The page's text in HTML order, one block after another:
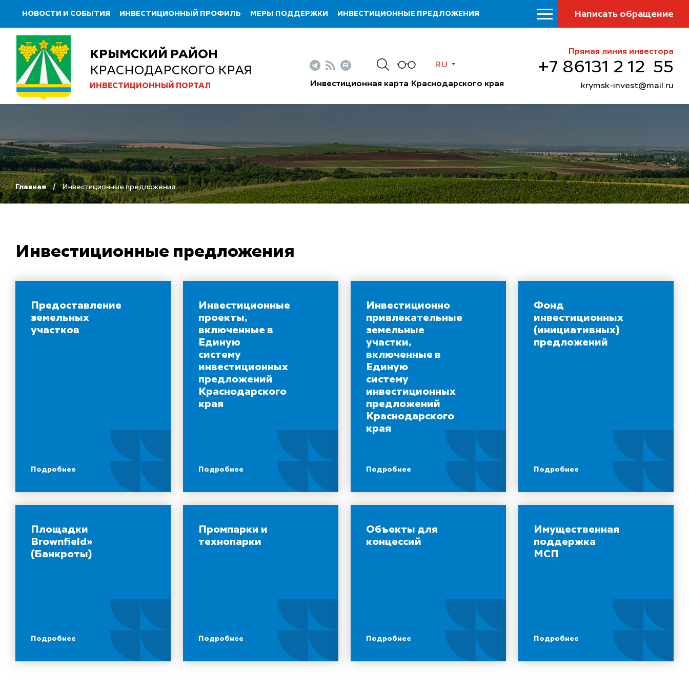
НОВОСТИ И СОБЫТИЯ ИНВЕСТИЦИОННЫЙ ПРОФИЛЬ МЕРЫ ПОДДЕРЖКИ ИНВЕСТИЦИОННЫЕ ПРЕДЛОЖЕНИЯ Написать обращение
КРЫМСКИЙ РАЙОН
КРАСНОДАРСКОГО КРАЯ
ИНВЕСТИЦИОННЫЙ ПОРТАЛ
RU
Инвестиционная карта Краснодарского края
Прямая линия инвестора
+7 86131 2 12 55
krymsk-invest@mail.ru
Главная Инвестиционные предложения
Инвестиционные предложения
Предоставление
земельных
участков
Подробнее
Инвестиционные
проекты,
включенные в
Единую
систему
инвестиционных
предложений
Краснодарского
края
Подробнее
Инвестиционно
привлекательные
земельные
участки,
включенные в
Единую
систему
инвестиционных
предложений
Краснодарского
края
Подробнее
Фонд
инвестиционных
(инициативных)
предложений
Подробнее
Площадки
Brownfield»
(Банкроты)
Подробнее
Промпарки и
технопарки
Подробнее
Объекты для
концессий
Подробнее
Имущественная
поддержка
МСП
Подробнее